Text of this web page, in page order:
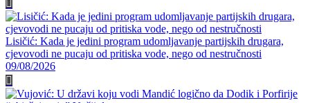
Lisičić: Kada je jedini program udomljavanje partijskih drugara,
cjevovodi ne pucaju od pritiska vode, nego od nestručnosti
09/08/2026